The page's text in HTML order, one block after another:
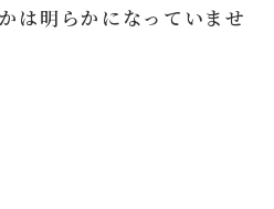
は明らかになっていませ